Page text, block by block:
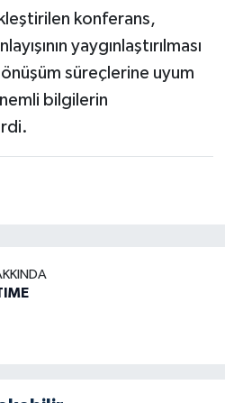
konferans,
yaygınlaştırılması
süreçlerine uyum
bilgilerin